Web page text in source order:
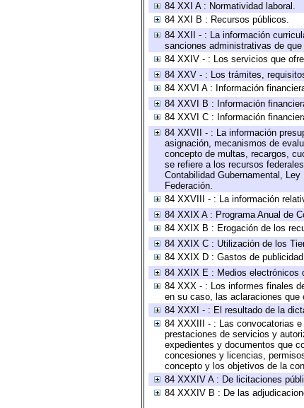
84 XXI A : Normatividad laboral.
84 XXI B : Recursos públicos.
84 XXII - : La información
sanciones administrativas de
84 XXIV - : Los servicios que
84 XXV - : Los trámites,
84 XXVI A : Información
84 XXVI B : Información
84 XXVI C : Información
84 XXVII - : La información
asignación, mecanismos de
concepto de multas, recargos,
se refiere a los recursos
Contabilidad Gubernamental,
Federación.
84 XXVIII - : La información
84 XXIX A : Programa Anual de
84 XXIX B : Erogación de los
84 XXIX C : Utilización de los
84 XXIX D : Gastos de
84 XXIX E : Medios electrónicos
84 XXX - : Los informes finales
en su caso, las aclaraciones que
84 XXXI - : El resultado de la
84 XXXIII - : Las convocatorias
prestaciones de servicios y
expedientes y documentos que
concesiones y licencias,
concepto y los objetivos de la
84 XXXIV A : De licitaciones
84 XXXIV B : De las